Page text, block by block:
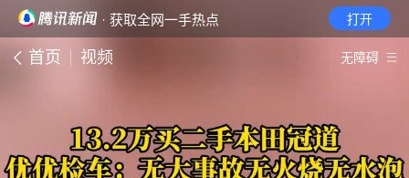
· 获取全网一手热点 打开
首页 视频 无障碍